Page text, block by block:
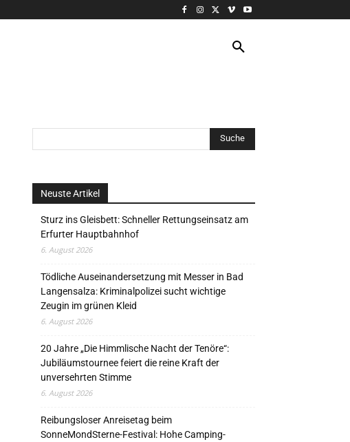
Neuste Artikel
Sturz ins Gleisbett: Schneller Rettungseinsatz am
Erfurter Hauptbahnhof
6. August 2026
Tödliche Auseinandersetzung mit Messer in Bad
Langensalza: Kriminalpolizei sucht wichtige
Zeugin im grünen Kleid
6. August 2026
20 Jahre „Die Himmlische Nacht der Tenöre“:
Jubiläumstournee feiert die reine Kraft der
unversehrten Stimme
6. August 2026
Reibungsloser Anreisetag beim
SonneMondSterne-Festival: Hohe Camping-